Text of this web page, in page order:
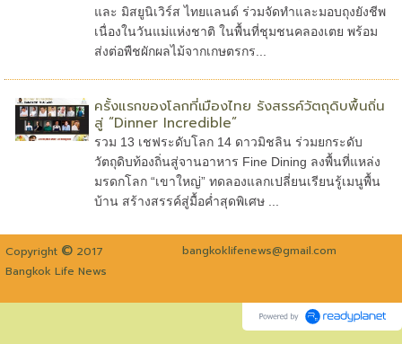
และ มิสยูนิเวิร์ส ไทยแลนด์ ร่วมจัดทำและมอบถุงยังชีพ
เนื่องในวันแม่แห่งชาติ ในพื้นที่ชุมชนคลองเตย พร้อม
ส่งต่อพืชผักผลไม้จากเกษตรกร...
ครั้งแรกของโลกที่เมืองไทย รังสรรค์วัตถุดิบพื้นถิ่น
สู่ “Dinner Incredible”
รวม 13 เชฟระดับโลก 14 ดาวมิชลิน ร่วมยกระดับ
วัตถุดิบท้องถิ่นสู่จานอาหาร Fine Dining ลงพื้นที่แหล่ง
มรดกโลก “เขาใหญ่” ทดลองแลกเปลี่ยนเรียนรู้เมนูพื้น
บ้าน สร้างสรรค์สู่มื้อค่ำสุดพิเศษ ...
Copyright © 2017
bangkoklifenews@gmail.com
Bangkok Life News